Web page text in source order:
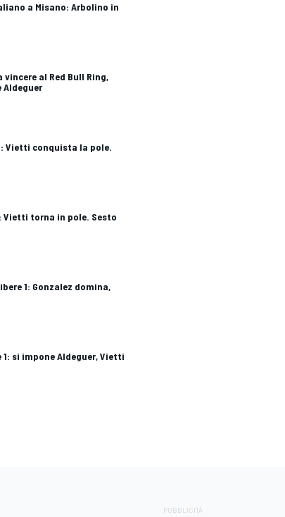
a Misano: Arbolino in
al Red Bull Ring,
Aldeguer
Vietti conquista la pole.
Vietti torna in pole. Sesto
1: Gonzalez domina,
1: si impone Aldeguer, Vietti